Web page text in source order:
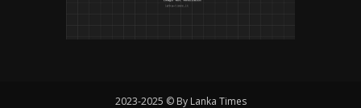
2023-2025 © By Lanka Times